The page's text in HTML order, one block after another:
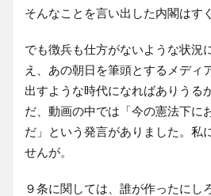
そんなことを言い出した内閣はす
でも徴兵も仕方がないような状況
え、あの朝日を筆頭とするメディ
出すような時代になればありうる
だ、動画の中では「今の憲法下に
だ」という発言がありました。私
せんが。
９条に関しては、誰が作ったにし